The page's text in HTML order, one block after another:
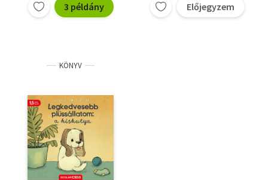
3 példány Előjegyzem
KÖNYV